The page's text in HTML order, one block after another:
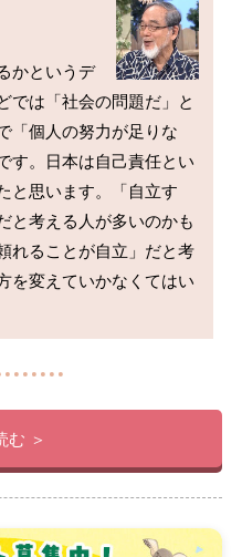
かというデ
では「社会の問題だ」と
「個人の努力が足りな
す。日本は自己責任とい
と思います。「自立す
と考える人が多いのかも
れることが自立」だと考
を変えていかなくてはい
む ＞